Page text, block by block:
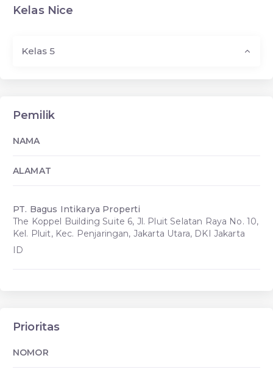
Kelas Nice
Kelas 5
Pemilik
NAMA
ALAMAT
PT. Bagus Intikarya Properti
The Koppel Building Suite 6, Jl. Pluit Selatan Raya No. 10,
Kel. Pluit, Kec. Penjaringan, Jakarta Utara, DKI Jakarta
ID
Prioritas
NOMOR